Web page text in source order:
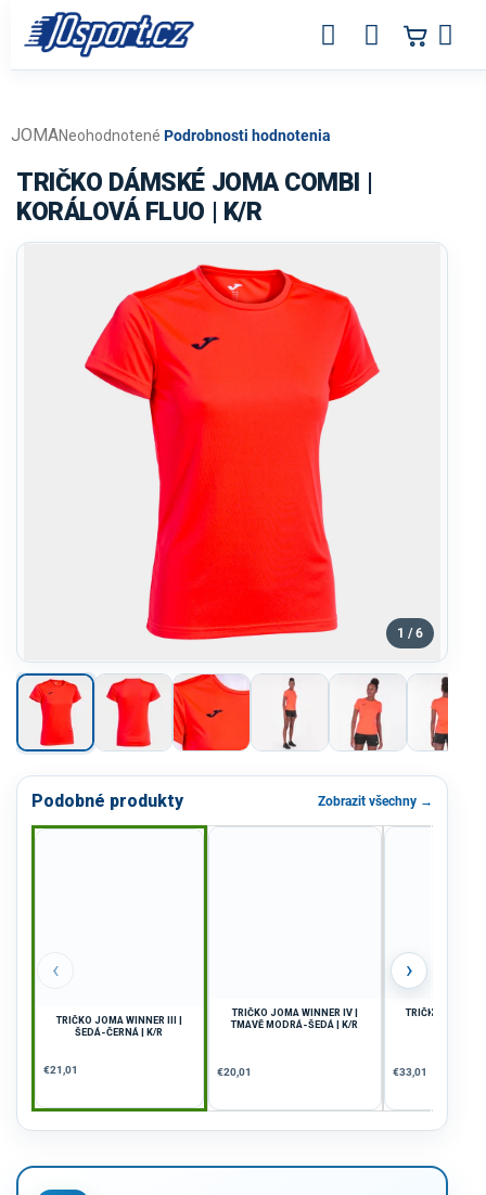
obsah
Priemerné
produktu
je
0,0
Neohodnotené Podrobnosti hodnotenia
JOMA
TRIČKO DÁMSKÉ JOMA COMBI |
KORÁLOVÁ FLUO | K/R
1 / 6
Podobné produkty Zobrazit všechny →
‹
TRIČKO JOMA WINNER III |
ŠEDÁ-ČERNÁ | K/R
€21,01
TRIČKO JOMA WINNER IV |
TMAVĚ MODRÁ-ŠEDÁ | K/R
€20,01
TRIČKO JOMA
€33,01
›